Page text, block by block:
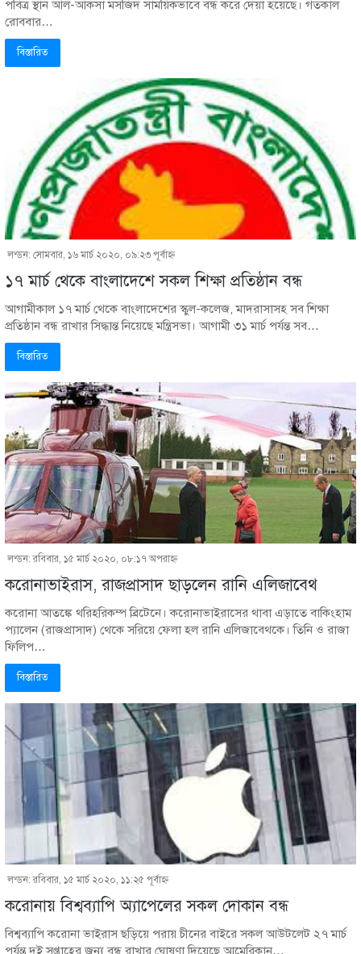
পবিত্র স্থান আল-আকসা মসজিদ সাময়িকভাবে বন্ধ করে দেয়া হয়েছে। গতকাল
রোববার…
বিস্তারিত
লন্ডন: সোমবার, ১৬ মার্চ ২০২০, ০৯:২৩ পূর্বাহ্ণ
১৭ মার্চ থেকে বাংলাদেশে সকল শিক্ষা প্রতিষ্ঠান বন্ধ
আগামীকাল ১৭ মার্চ থেকে বাংলাদেশের স্কুল-কলেজ, মাদরাসাসহ সব শিক্ষা
প্রতিষ্ঠান বন্ধ রাখার সিদ্ধান্ত নিয়েছে মন্ত্রিসভা। আগামী ৩১ মার্চ পর্যন্ত সব…
বিস্তারিত
লন্ডন: রবিবার, ১৫ মার্চ ২০২০, ০৮:১৭ অপরাহ্ণ
করোনাভাইরাস, রাজপ্রাসাদ ছাড়লেন রানি এলিজাবেথ
করোনা আতঙ্কে থরিহরিকম্প ব্রিটেনে। করোনাভাইরাসের থাবা এড়াতে বাকিংহাম
প্যালেন (রাজপ্রাসাদ) থেকে সরিয়ে ফেলা হল রানি এলিজাবেথকে। তিনি ও রাজা
ফিলিপ…
বিস্তারিত
লন্ডন: রবিবার, ১৫ মার্চ ২০২০, ১১:২৫ পূর্বাহ্ণ
করোনায় বিশ্বব্যাপি অ্যাপেলের সকল দোকান বন্ধ
বিশ্বব্যাপি করোনা ভাইরাস ছড়িয়ে পরায় চীনের বাইরে সকল আউটলেট ২৭ মার্চ
পর্যন্ত দুই সপ্তাহের জন্য বন্ধ রাখার ঘোষণা দিয়েছে আমেরিকান…